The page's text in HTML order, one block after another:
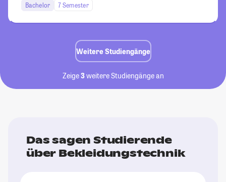
Bachelor 7 Semester
Weitere Studiengänge
Zeige3weitere Studiengänge an
Das sagen Studierende
über Bekleidungstechnik